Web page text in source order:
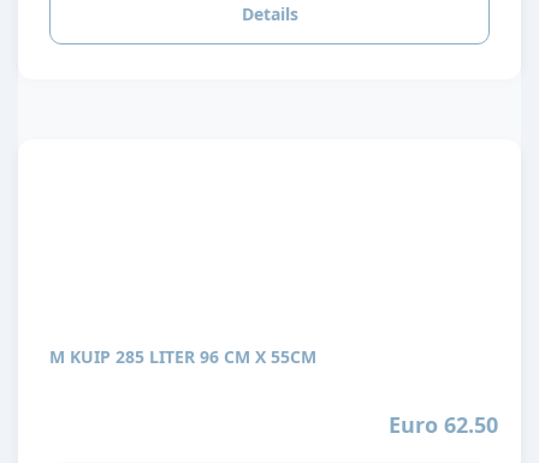
Details
M KUIP 285 LITER 96 CM X 55CM
Euro 62.50